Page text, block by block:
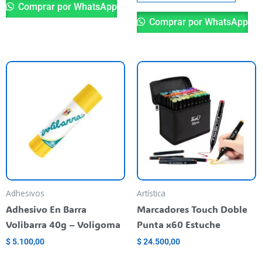
Comprar por WhatsApp
Comprar por WhatsApp
Adhesivos
Adhesivo En Barra
Volibarra 40g – Voligoma
$ 5.100,00
Artística
Marcadores Touch Doble
Punta x60 Estuche
$24.500,00